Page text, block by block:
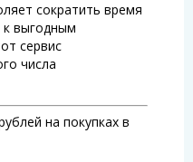
сократить время
к выгодным
сервис
числа
на покупках в